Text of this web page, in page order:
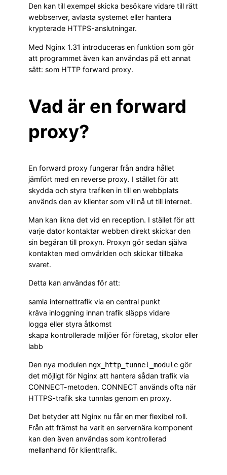
Den kan till exempel skicka besökare vidare till rätt
webbserver, avlasta systemet eller hantera
krypterade HTTPS-anslutningar.
Med Nginx 1.31 introduceras en funktion som gör
att programmet även kan användas på ett annat
sätt: som HTTP forward proxy.
Vad är en forward
proxy?
En forward proxy fungerar från andra hållet
jämfört med en reverse proxy. I stället för att
skydda och styra trafiken in till en webbplats
används den av klienter som vill nå ut till internet.
Man kan likna det vid en reception. I stället för att
varje dator kontaktar webben direkt skickar den
sin begäran till proxyn. Proxyn gör sedan själva
kontakten med omvärlden och skickar tillbaka
svaret.
Detta kan användas för att:
samla internettrafik via en central punkt
kräva inloggning innan trafik släpps vidare
logga eller styra åtkomst
skapa kontrollerade miljöer för företag, skolor eller
labb
Den nya modulen ngx_http_tunnel_module gör
det möjligt för Nginx att hantera sådan trafik via
CONNECT-metoden. CONNECT används ofta när
HTTPS-trafik ska tunnlas genom en proxy.
Det betyder att Nginx nu får en mer flexibel roll.
Från att främst ha varit en servernära komponent
kan den även användas som kontrollerad
mellanhand för klienttrafik.